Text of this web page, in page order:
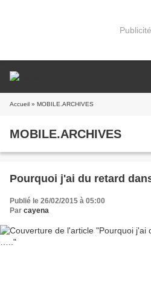
Publicité
Accueil » MOBILE.ARCHIVES
MOBILE.ARCHIVES
Pourquoi j'ai du retard
Publié le 26/02/2015 à 05:00
Par cayena